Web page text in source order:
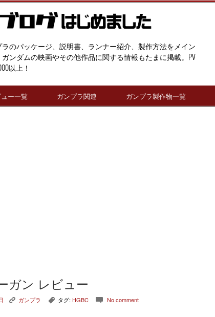
のパッケージ、説明書、ランナー紹介、製作方法をメイン
ンダムの映画やその他作品に関する情報もたまに掲載。PV
以上！
ー一覧 ガンプラ関連 ガンプラ製作物一覧
ガン レビュー
K ガンプラ , タグ: HGBC c No comment